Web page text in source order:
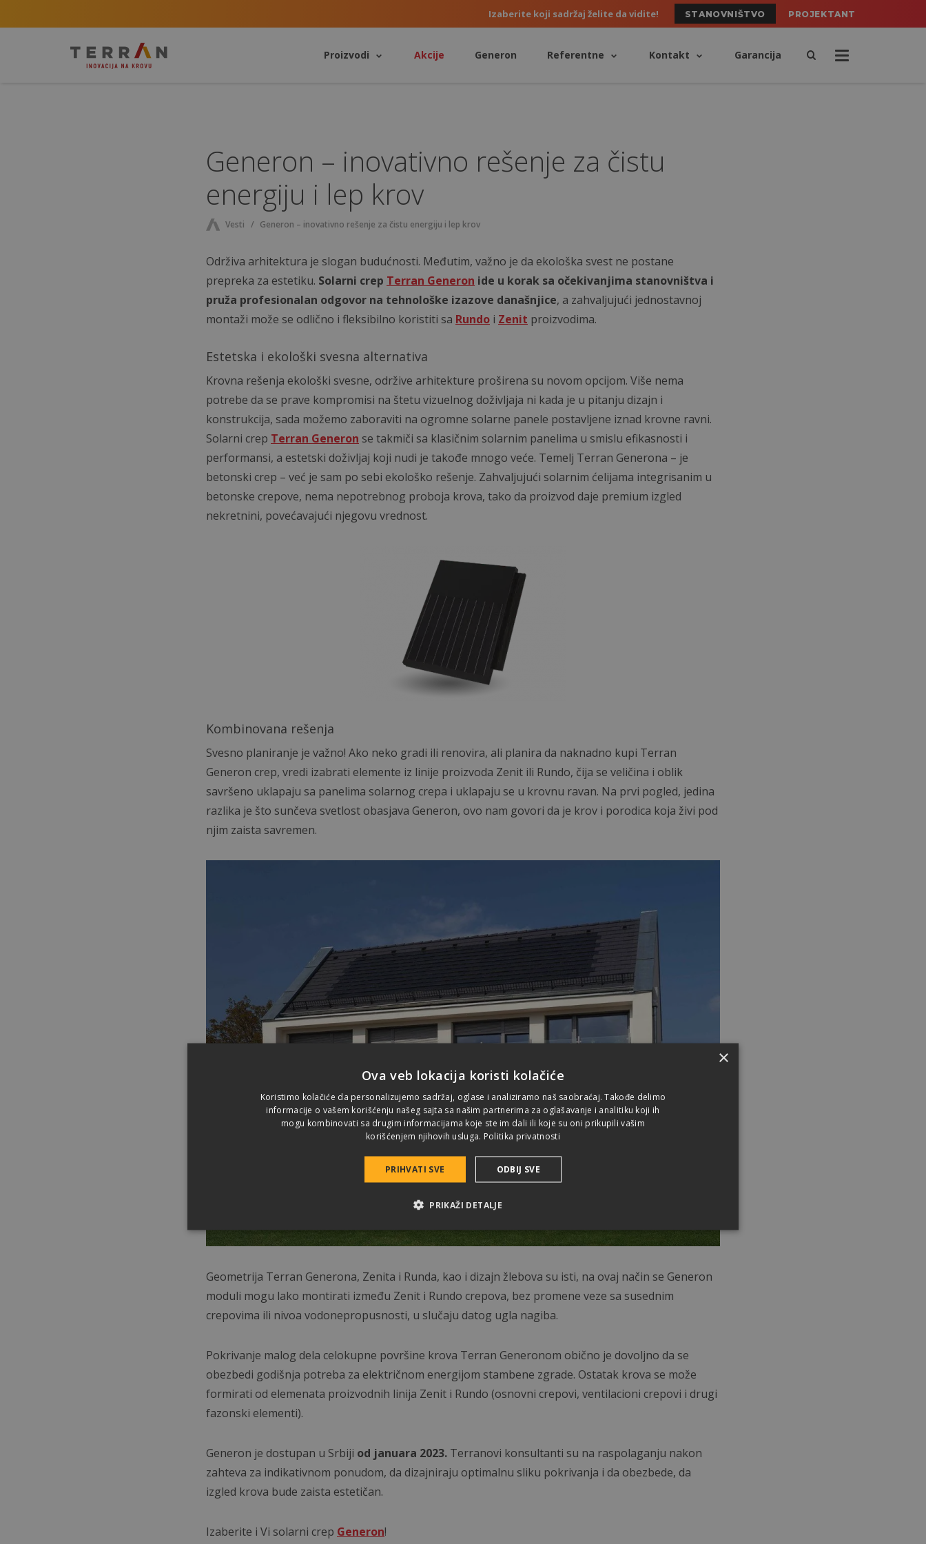
Izaberite koji sadržaj želite da vidite! STANOVNIŠTVO PROJEKTANT
Proizvodi Akcije Generon Referentne Kontakt Garancija
Generon – inovativno rešenje za čistu
energiju i lep krov
Vesti Generon – inovativno rešenje za čistu energiju i lep krov
Održiva arhitektura je slogan budućnosti. Međutim, važno je da ekološka svest ne postane
prepreka za estetiku. Solarni crep Terran Generon ide u korak sa očekivanjima stanovništva i
pruža profesionalan odgovor na tehnološke izazove današnjice, a zahvaljujući jednostavnoj
montaži može se odlično i fleksibilno koristiti sa Rundo i Zenit proizvodima.
Estetska i ekološki svesna alternativa
Krovna rešenja ekološki svesne, održive arhitekture proširena su novom opcijom. Više nema
potrebe da se prave kompromisi na štetu vizuelnog doživljaja ni kada je u pitanju dizajn i
konstrukcija, sada možemo zaboraviti na ogromne solarne panele postavljene iznad krovne ravni.
Solarni crep Terran Generon se takmiči sa klasičnim solarnim panelima u smislu efikasnosti i
performansi, a estetski doživljaj koji nudi je takođe mnogo veće. Temelj Terran Generona – je
betonski crep – već je sam po sebi ekološko rešenje. Zahvaljujući solarnim ćelijama integrisanim u
betonske crepove, nema nepotrebnog proboja krova, tako da proizvod daje premium izgled
nekretnini, povećavajući njegovu vrednost.
Kombinovana rešenja
Svesno planiranje je važno! Ako neko gradi ili renovira, ali planira da naknadno kupi Terran
Generon crep, vredi izabrati elemente iz linije proizvoda Zenit ili Rundo, čija se veličina i oblik
savršeno uklapaju sa panelima solarnog crepa i uklapaju se u krovnu ravan. Na prvi pogled, jedina
razlika je što sunčeva svetlost obasjava Generon, ovo nam govori da je krov i porodica koja živi pod
njim zaista savremen.
Geometrija Terran Generona, Zenita i Runda, kao i dizajn žlebova su isti, na ovaj način se Generon
moduli mogu lako montirati između Zenit i Rundo crepova, bez promene veze sa susednim
crepovima ili nivoa vodonepropusnosti, u slučaju datog ugla nagiba.
Pokrivanje malog dela celokupne površine krova Terran Generonom obično je dovoljno da se
obezbedi godišnja potreba za električnom energijom stambene zgrade. Ostatak krova se može
formirati od elemenata proizvodnih linija Zenit i Rundo (osnovni crepovi, ventilacioni crepovi i drugi
fazonski elementi).
Generon je dostupan u Srbiji od januara 2023. Terranovi konsultanti su na raspolaganju nakon
zahteva za indikativnom ponudom, da dizajniraju optimalnu sliku pokrivanja i da obezbede, da
izgled krova bude zaista estetičan.
Izaberite i Vi solarni crep Generon!
×
Ova veb lokacija koristi kolačiće
Koristimo kolačiće da personalizujemo sadržaj, oglase i analiziramo naš saobraćaj. Takođe delimo
informacije o vašem korišćenju našeg sajta sa našim partnerima za oglašavanje i analitiku koji ih
mogu kombinovati sa drugim informacijama koje ste im dali ili koje su oni prikupili vašim
korišćenjem njihovih usluga. Politika privatnosti
PRIHVATI SVE ODBIJ SVE
PRIKAŽI DETALJE